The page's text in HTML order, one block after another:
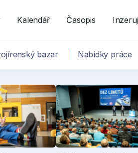
Kalendář Časopis
bazar Nabídky práce